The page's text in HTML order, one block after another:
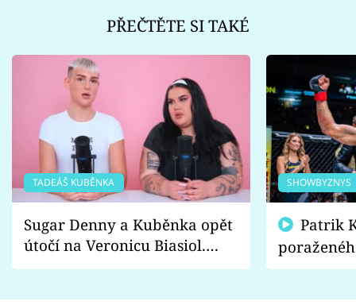
PŘEČTĚTE SI TAKÉ
TADEÁŠ KUBĚNKA
Sugar Denny a Kuběnka opět
útočí na Veronicu Biasiol.
Proč je podle nich falešná a
SHOWBYZNYS
fanoušci